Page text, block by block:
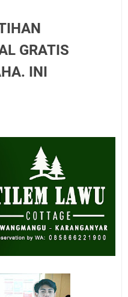
GRATIS
INI